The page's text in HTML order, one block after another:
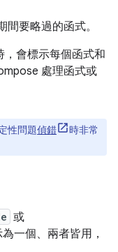
要略過的函式。
會標示每個函式和
處理函式或
性問題偵錯
時非常
或
一個、兩者皆用，